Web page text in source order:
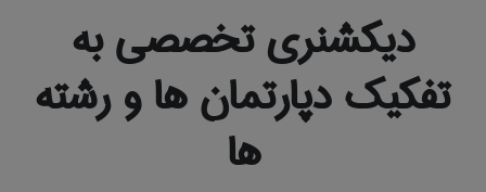
دیکشنری تخصصی به
تفکیک دپارتمان ها و رشته
ها